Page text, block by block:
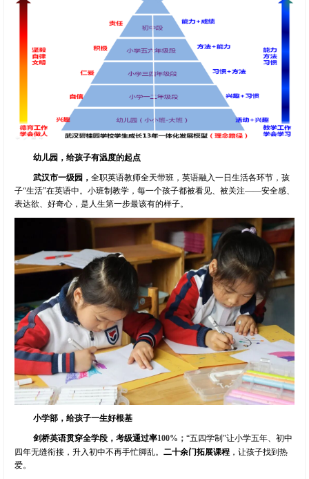
幼儿园，给孩子有温度的起点
武汉市一级园， 全职英语教师全天带班，英语融入一日生活各环节，孩
子“生活”在英语中。小班制教学，每一个孩子都被看见、被关注——安全感、
表达欲、好奇心，是人生第一步最该有的样子。
小学部，给孩子一生好根基
剑桥英语贯穿全学段，考级通过率100% ； “五四学制”让小学五年、初中
四年无缝衔接，升入初中不再手忙脚乱。 二十余门拓展课程 ，让孩子找到热
爱。